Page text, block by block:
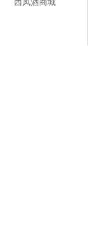
西凤酒商城